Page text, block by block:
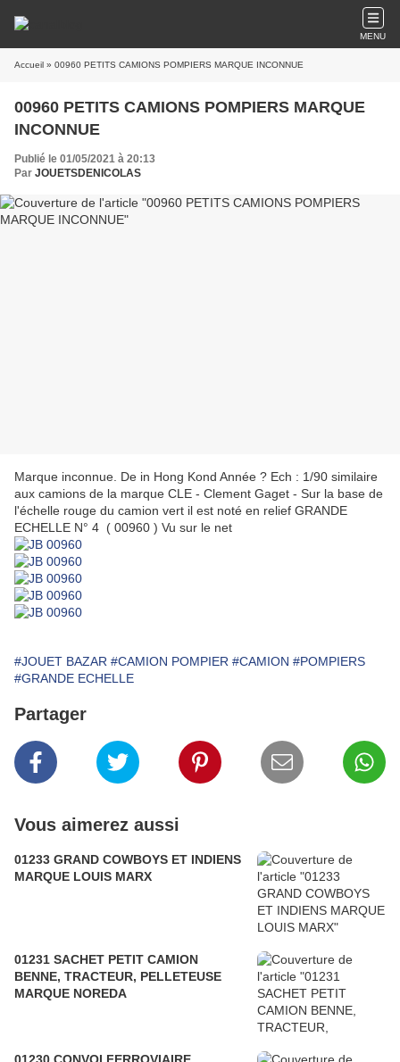
MENU
Accueil » 00960 PETITS CAMIONS POMPIERS MARQUE INCONNUE
00960 PETITS CAMIONS POMPIERS MARQUE
INCONNUE
Publié le 01/05/2021 à 20:13
Par JOUETSDENICOLAS
Marque inconnue. De in Hong Kond Année ? Ech : 1/90 similaire
aux camions de la marque CLE - Clement Gaget - Sur la base de
l'échelle rouge du camion vert il est noté en relief GRANDE
ECHELLE N° 4 ( 00960 ) Vu sur le net
#JOUET BAZAR #CAMION POMPIER #CAMION #POMPIERS
#GRANDE ECHELLE
Partager
Vous aimerez aussi
01233 GRAND COWBOYS ET INDIENS
MARQUE LOUIS MARX
01231 SACHET PETIT CAMION
BENNE, TRACTEUR, PELLETEUSE
MARQUE NOREDA